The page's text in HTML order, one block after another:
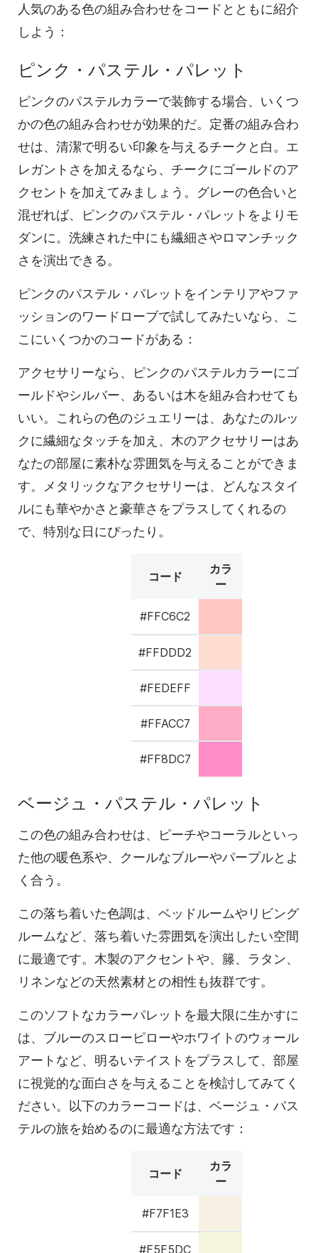
人気のある色の組み合わせをコードとともに紹介
しよう：
ピンク・パステル・パレット
ピンクのパステルカラーで装飾する場合、いくつ
かの色の組み合わせが効果的だ。定番の組み合わ
せは、清潔で明るい印象を与えるチークと白。エ
レガントさを加えるなら、チークにゴールドのア
クセントを加えてみましょう。グレーの色合いと
混ぜれば、ピンクのパステル・パレットをよりモ
ダンに。洗練された中にも繊細さやロマンチック
さを演出できる。
ピンクのパステル・パレットをインテリアやファ
ッションのワードローブで試してみたいなら、こ
こにいくつかのコードがある：
アクセサリーなら、ピンクのパステルカラーにゴ
ールドやシルバー、あるいは木を組み合わせても
いい。これらの色のジュエリーは、あなたのルッ
クに繊細なタッチを加え、木のアクセサリーはあ
なたの部屋に素朴な雰囲気を与えることができま
す。メタリックなアクセサリーは、どんなスタイ
ルにも華やかさと豪華さをプラスしてくれるの
で、特別な日にぴったり。
コード
カラ
ー
#FFC6C2
#FFDDD2
#FEDEFF
#FFACC7
#FF8DC7
ベージュ・パステル・パレット
この色の組み合わせは、ピーチやコーラルといっ
た他の暖色系や、クールなブルーやパープルとよ
く合う。
この落ち着いた色調は、ベッドルームやリビング
ルームなど、落ち着いた雰囲気を演出したい空間
に最適です。木製のアクセントや、籐、ラタン、
リネンなどの天然素材との相性も抜群です。
このソフトなカラーパレットを最大限に生かすに
は、ブルーのスローピローやホワイトのウォール
アートなど、明るいテイストをプラスして、部屋
に視覚的な面白さを与えることを検討してみてく
ださい。以下のカラーコードは、ベージュ・パス
テルの旅を始めるのに最適な方法です：
コード
カラ
ー
#F7F1E3
#F5F5DC